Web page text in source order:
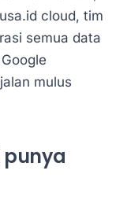
cloud, tim
semua data
mulus